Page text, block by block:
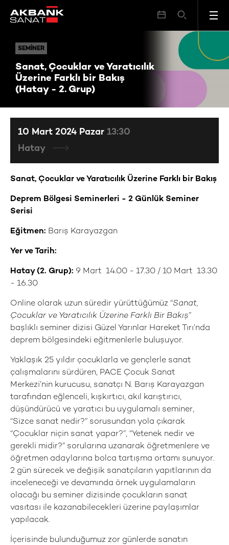
SEMINER
Sanat, Çocuklar ve Yaratıcılık
Üzerine Farklı bir Bakış
(Hatay - 2. Grup)
SEMINER Sanat, Çocuklar ve Yaratıcılık Üzerine Farklı bir Bakış (Hatay - 2. Grup)
Sanat, Çocuklar ve Yaratıcılık Üzerine Farklı bir Bakış
Deprem Bölgesi Seminerleri - 2 Günlük Seminer
Serisi
Eğitmen: Barış Karayazgan
Yer ve Tarih:
Hatay (2. Grup): 9 Mart 14.00 - 17.30 / 10 Mart 13.30
- 16.30
Online olarak uzun süredir yürüttüğümüz “Sanat,
Çocuklar ve Yaratıcılık Üzerine Farklı Bir Bakış”
başlıklı seminer dizisi Güzel Yarınlar Hareket Tırı’nda
deprem bölgesindeki eğitmenlerle buluşuyor.
Yaklaşık 25 yıldır çocuklarla ve gençlerle sanat
çalışmalarını sürdüren, PACE Çocuk Sanat
Merkezi’nin kurucusu, sanatçı N. Barış Karayazgan
tarafından eğlenceli, kışkırtıcı, akıl karıştırıcı,
düşündürücü ve yaratıcı bu uygulamalı seminer,
“Sizce sanat nedir?” sorusundan yola çıkarak
“Çocuklar niçin sanat yapar?”, “Yetenek nedir ve
gerekli midir?” sorularına uzanarak öğretmenlere ve
öğretmen adaylarına bolca tartışma ortamı sunuyor.
2 gün sürecek ve değişik sanatçıların yapıtlarının da
inceleneceği ve devamında örnek uygulamaların
olacağı bu seminer dizisinde çocukların sanat
vasıtası ile kazanabilecekleri üzerine paylaşımlar
yapılacak.
İçerisinde bulunduğumuz zor günlerde sanatın
10 Mart 2024 Pazar 13:30
Hatay